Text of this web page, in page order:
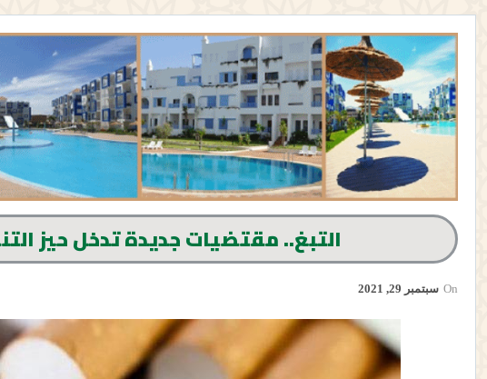
التبغ.. مقتضيات جديدة تدخل حيز
On سبتمبر 29, 2021